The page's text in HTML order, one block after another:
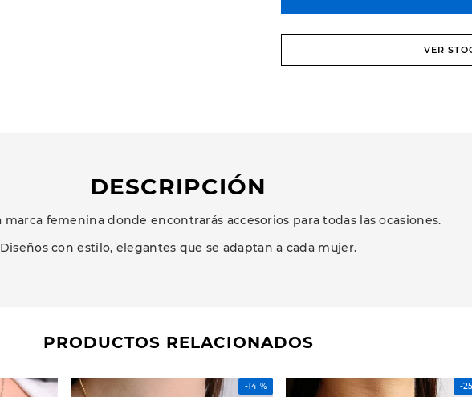
VER
DESCRIPCIÓN
marca femenina donde encontrarás accesorios para todas las ocasiones.
Diseños con estilo, elegantes que se adaptan a cada mujer.
PRODUCTOS RELACIONADOS
-14 % -